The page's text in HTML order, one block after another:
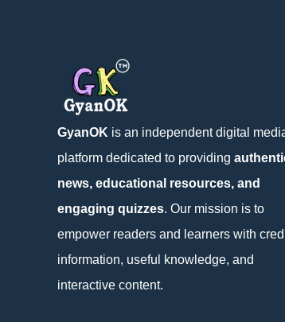
GyanOK is an independent digital
platform dedicated to providing
news, educational resources, and
engaging quizzes. Our mission is to
empower readers and learners with
information, useful knowledge, and
interactive content.